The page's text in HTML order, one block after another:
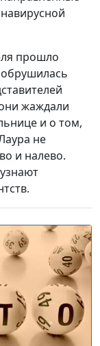
прошло
жаждали
и о том,
не
и налево.